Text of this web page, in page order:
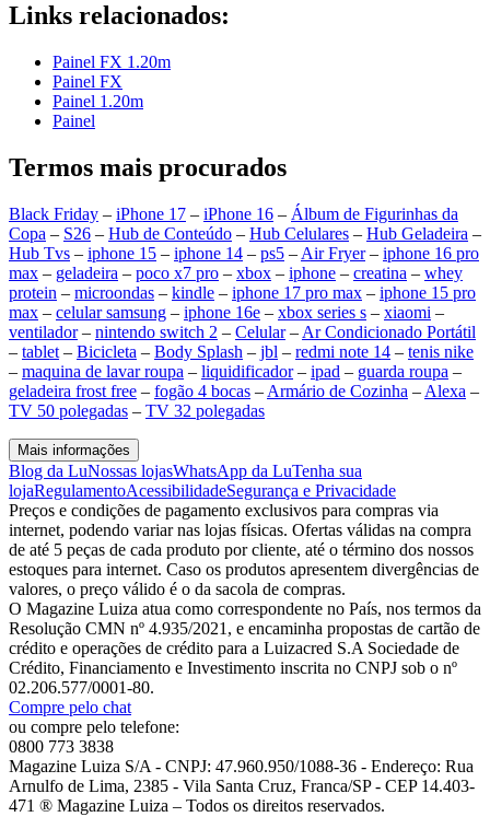
Links relacionados:
Painel FX 1.20m
Painel FX
Painel 1.20m
Painel
Termos mais procurados
Black Friday – iPhone 17 – iPhone 16 – Álbum de Figurinhas da
Copa – S26 – Hub de Conteúdo – Hub Celulares – Hub Geladeira –
Hub Tvs – iphone 15 – iphone 14 – ps5 – Air Fryer– iphone 16 pro
max – geladeira – poco x7 pro – xbox – iphone – creatina – whey
protein – microondas – kindle – iphone 17 pro max – iphone 15 pro
max – celular samsung – iphone 16e – xbox series s – xiaomi –
ventilador– nintendo switch 2 – Celular– Ar Condicionado Portátil
– tablet – Bicicleta – Body Splash – jbl – redmi note 14 – tenis nike
– maquina de lavar roupa – liquidificador– ipad – guarda roupa –
geladeira frost free – fogão 4 bocas – Armário de Cozinha – Alexa –
TV 50 polegadas – TV 32 polegadas
Mais informações
Blog da LuNossas lojasWhatsApp da LuTenha sua
lojaRegulamentoAcessibilidadeSegurança e Privacidade
Preços e condições de pagamento exclusivos para compras via
internet, podendo variar nas lojas físicas. Ofertas válidas na compra
de até 5 peças de cada produto por cliente, até o término dos nossos
estoques para internet. Caso os produtos apresentem divergências de
valores, o preço válido é o da sacola de compras.
O Magazine Luiza atua como correspondente no País, nos termos da
Resolução CMN nº 4.935/2021, e encaminha propostas de cartão de
crédito e operações de crédito para a Luizacred S.A Sociedade de
Crédito, Financiamento e Investimento inscrita no CNPJ sob o nº
02.206.577/0001-80.
Compre pelo chat
ou compre pelo telefone:
0800 773 3838
Magazine Luiza S/A - CNPJ: 47.960.950/1088-36 - Endereço: Rua
Arnulfo de Lima, 2385 - Vila Santa Cruz, Franca/SP - CEP 14.403-
471 ® Magazine Luiza – Todos os direitos reservados.